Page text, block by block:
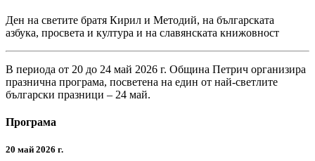
Ден на светите братя Кирил и Методий, на българската
азбука, просвета и култура и на славянската книжовност
В периода от 20 до 24 май 2026 г. Община Петрич организира
празнична програма, посветена на един от най-светлите
български празници – 24 май.
Програма
20 май 2026 г.